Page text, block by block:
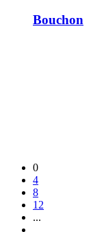
Bouchon
0
4
8
12
...